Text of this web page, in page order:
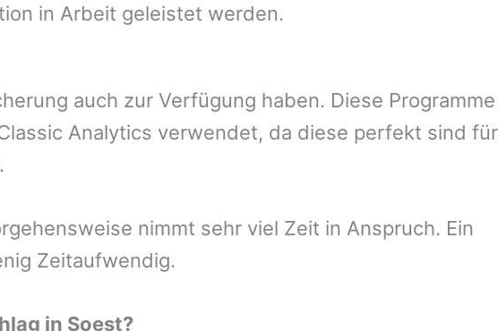
in Arbeit geleistet werden.
auch zur Verfügung haben. Diese Programme
Analytics verwendet, da diese perfekt sind für
nimmt sehr viel Zeit in Anspruch. Ein
Zeitaufwendig.
in Soest?